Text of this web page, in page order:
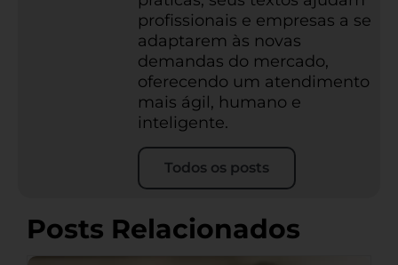
profissionais e empresas a se
adaptarem às novas
demandas do mercado,
oferecendo um atendimento
mais ágil, humano e
inteligente.
Todos os posts
Posts Relacionados